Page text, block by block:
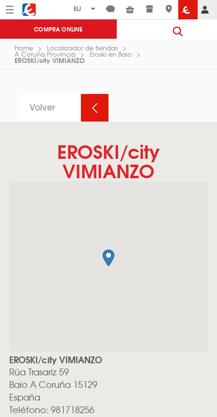
Menú Eroski
COMPRA ONLINE
Home Localizador de tiendas
A Coruña Provincia Eroski en Baio
EROSKI/city VIMIANZO
Volver
EROSKI/city
VIMIANZO
EROSKI/city VIMIANZO
Rúa Trasariz 59
Baio A Coruña 15129
España
Teléfono: 981718256